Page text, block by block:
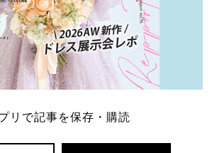
リで記事を保存・購読